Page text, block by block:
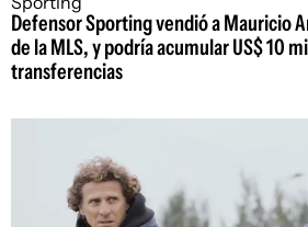
Defensor Sporting vendió a Mauricio
de la MLS, y podría acumular US$ 10
transferencias